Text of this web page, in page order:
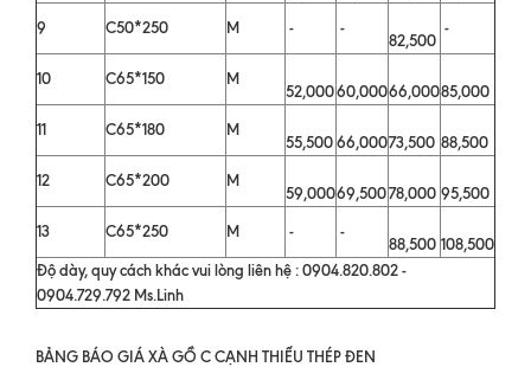
9
C50*250 M - -
82,500
-
10 C65*150 M
52,00060,00066,00085,000
11
C65*180 M
55,50066,00073,500 88,500
12
C65*200 M
59,00069,50078,000 95,500
13
C65*250 M - -
88,500 108,500
Độ dày, quy cách khác vui lòng liên hệ : 0904.820.802 -
0904.729.792 Ms.Linh
BẢNG BÁO GIÁ XÀ GỒ C CẠNH THIẾU THÉP ĐEN